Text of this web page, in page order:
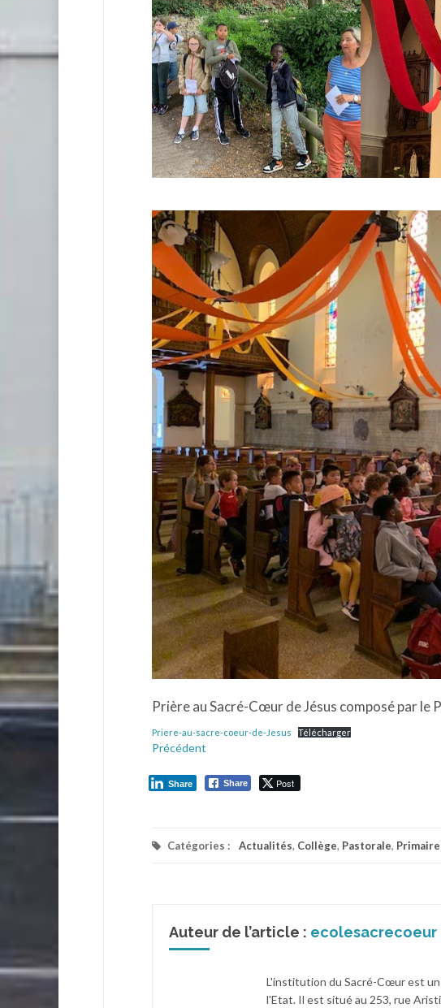
Prière au Sacré-Cœur de Jésus composé par le
Priere-au-sacre-coeur-de-Jesus Télécharger
Précédent
Share Post
Share
Catégories : Actualités, Collège, Pastorale, Primaire
Auteur de l’article : ecolesacrecoeur
L'institution du Sacré-Cœur est
l'Etat. Il est situé au 253, rue